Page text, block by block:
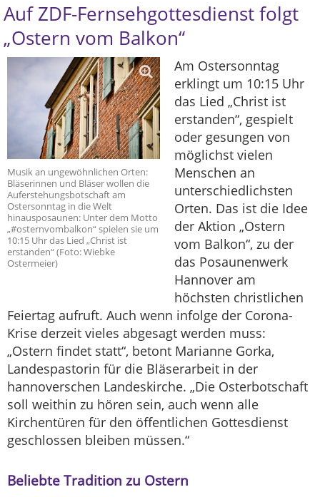
Auf ZDF-Fernsehgottesdienst folgt
„Ostern vom Balkon“
Musik an ungewöhnlichen Orten:
Bläserinnen und Bläser wollen die
Auferstehungsbotschaft am
Ostersonntag in die Welt
hinausposaunen: Unter dem Motto
„#osternvombalkon“ spielen sie um
10:15 Uhr das Lied „Christ ist
erstanden“ (Foto: Wiebke
Ostermeier)
Am Ostersonntag
erklingt um 10:15 Uhr
das Lied „Christ ist
erstanden“, gespielt
oder gesungen von
möglichst vielen
Menschen an
unterschiedlichsten
Orten. Das ist die Idee
der Aktion „Ostern
vom Balkon“, zu der
das Posaunenwerk
Hannover am
höchsten christlichen
Feiertag aufruft. Auch wenn infolge der Corona-
Krise derzeit vieles abgesagt werden muss:
„Ostern findet statt“, betont Marianne Gorka,
Landespastorin für die Bläserarbeit in der
hannoverschen Landeskirche. „Die Osterbotschaft
soll weithin zu hören sein, auch wenn alle
Kirchentüren für den öffentlichen Gottesdienst
geschlossen bleiben müssen.“
Beliebte Tradition zu Ostern